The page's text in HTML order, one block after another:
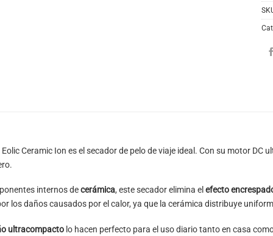
Ceramic Ion es el secador de pelo de viaje ideal. Con su motor DC
internos decerámica, este secador elimina el efecto
los daños causados por el calor, ya que la cerámica distribuye
ultracompacto lo hacen perfecto para el uso diario tanto en casa